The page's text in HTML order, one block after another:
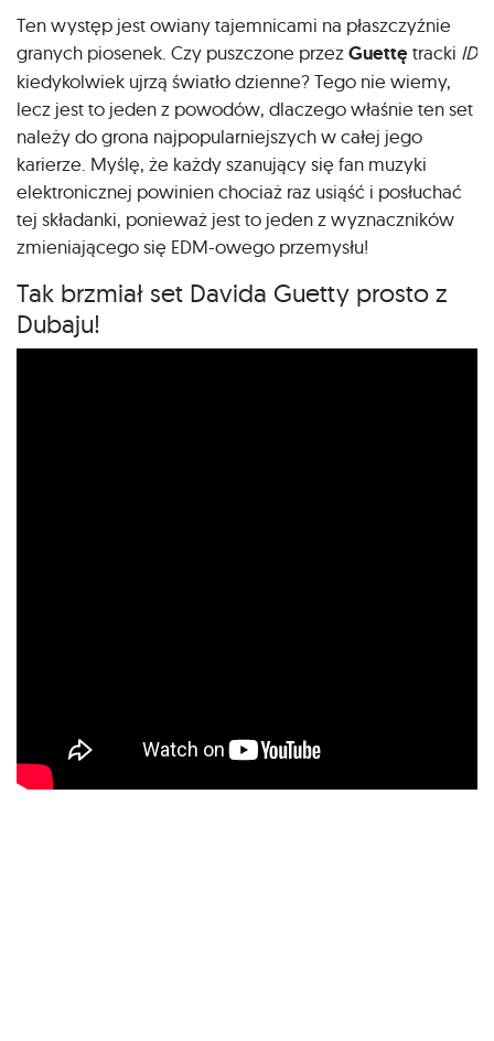
Ten występ jest owiany tajemnicami na płaszczyźnie
granych piosenek. Czy puszczone przezGuettę tracki ID
kiedykolwiek ujrzą światło dzienne? Tego nie wiemy,
lecz jest to jeden z powodów, dlaczego właśnie ten set
należy do grona najpopularniejszych w całej jego
karierze. Myślę, że każdy szanujący się fan muzyki
elektronicznej powinien chociaż raz usiąść i posłuchać
tej składanki, ponieważ jest to jeden z wyznaczników
zmieniającego się EDM-owego przemysłu!
Tak brzmiał set Davida Guetty prosto z
Dubaju!